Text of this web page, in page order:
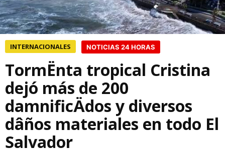
INTERNACIONALES NOTICIAS 24 HORAS
TormËnta tropical Cristina
dejó más de 200
damnificÄdos y diversos
dâños materiales en todo El
Salvador